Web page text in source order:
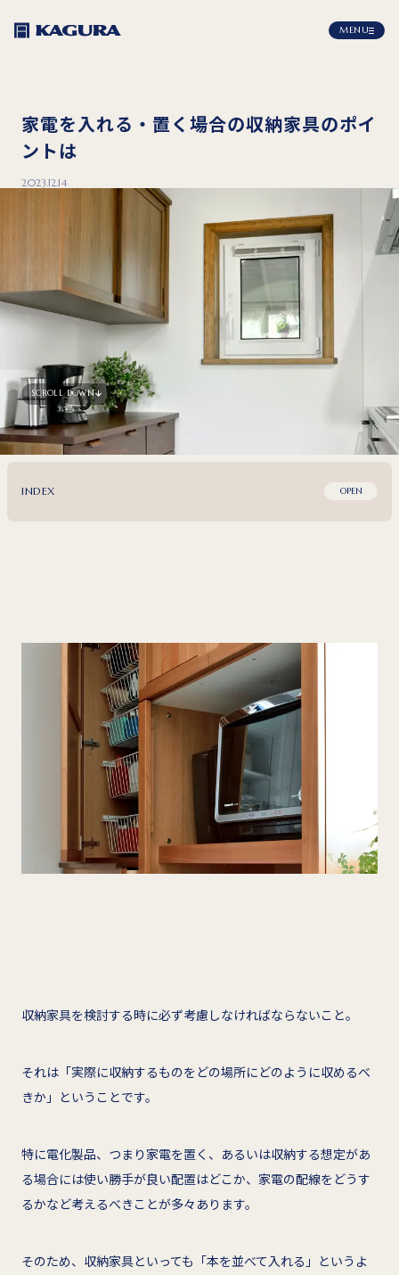
MENU
家電を入れる・置く場合の収納家具のポイ
ントは
2023.12.14
SCROLL DOWN
INDEX OPEN
収納家具を検討する時に必ず考慮しなければならないこと。
それは「実際に収納するものをどの場所にどのように収めるべ
きか」ということです。
特に電化製品、つまり家電を置く、あるいは収納する想定があ
る場合には使い勝手が良い配置はどこか、家電の配線をどうす
るかなど考えるべきことが多々あります。
そのため、収納家具といっても「本を並べて入れる」というよ